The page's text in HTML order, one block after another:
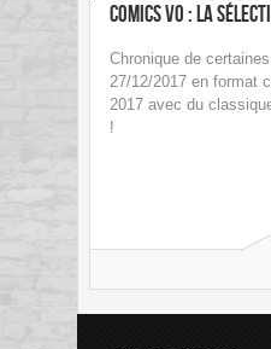
Comics VO : La
Chronique de
27/12/2017 en format
2017 avec du
!